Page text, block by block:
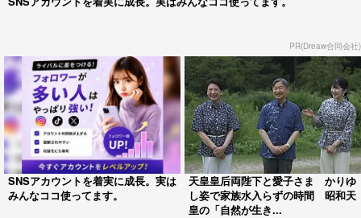
PR(Dreaw合同会社)
SNSアカウントを着実に成長。実は
みんなココ使ってます。
天皇皇后両陛下と愛子さま かりゆ
し姿で家族水入らずの時間 昭和天
皇の「自然が生き...